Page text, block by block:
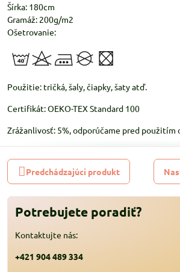
Šírka: 180cm
Gramáž: 200g/m2
Ošetrovanie:
Použitie: tričká, šaly, čiapky, šaty atď.
Certifikát: OEKO-TEX Standard 100
Zrážanlivosť: 5%, odporúčame pred použitím
Predchádzajúci produkt
Potrebujete poradiť?
Kontaktujte nás:
+421 904 489 334